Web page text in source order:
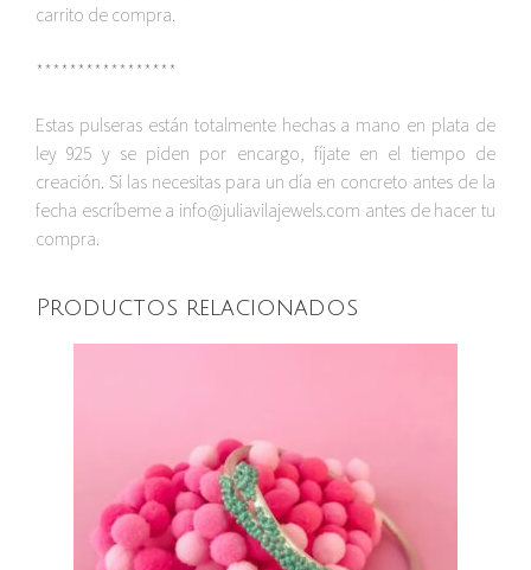
carrito de compra.
*****************
Estas pulseras están totalmente hechas a mano en plata de
ley 925 y se piden por encargo, fíjate en el tiempo de
creación. Si las necesitas para un día en concreto antes de la
fecha escríbeme a info@juliavilajewels.com antes de hacer tu
compra.
Productos relacionados